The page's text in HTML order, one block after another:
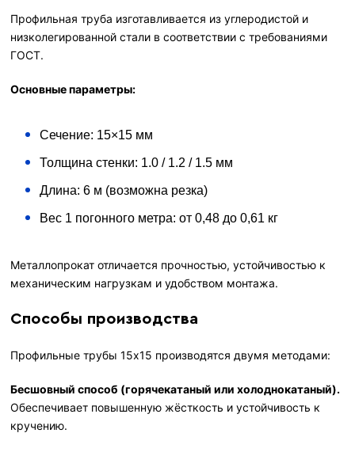
Профильная труба изготавливается из углеродистой и
низколегированной стали в соответствии с требованиями
ГОСТ.
Основные параметры:
Сечение: 15×15 мм
Толщина стенки: 1.0 / 1.2 / 1.5 мм
Длина: 6 м (возможна резка)
Вес 1 погонного метра: от 0,48 до 0,61 кг
Металлопрокат отличается прочностью, устойчивостью к
механическим нагрузкам и удобством монтажа.
Способы производства
Профильные трубы 15х15 производятся двумя методами:
Бесшовный способ (горячекатаный или холоднокатаный).
Обеспечивает повышенную жёсткость и устойчивость к
кручению.